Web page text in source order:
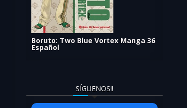
Boruto: Two Blue Vortex Manga 36
Español
SÍGUENOS!!